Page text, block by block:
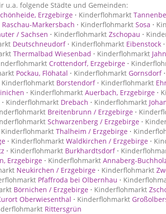
u.a. folgende Städte und Gemeinden:
Erzgebirge · Kinderflohmarkt
Raschau-Markersbach · Kinderflohmarkt Sosa ·
/ Sachsen · Kinderflohmarkt Zschopau ·
Deutschneudorf· Kinderflohmarkt Eibenstock ·
Thermalbad Wiesenbad · Kinderflohmarkt
Crottendorf, Erzgebirge ·
Pockau, Flöhatal · Kinderflohmarkt Gornsdorf·
Kinderflohmarkt Borstendorf· Kinderflohmarkt
· Kinderflohmarkt Auerbach, Erzgebirge ·
· Kinderflohmarkt Drebach · Kinderflohmarkt
Breitenbrunn / Erzgebirge ·
Schwarzenberg / Erzgebirge ·
Kinderflohmarkt Thalheim / Erzgebirge ·
· Kinderflohmarkt Waldkirchen / Erzgebirge ·
· Kinderflohmarkt Burkhardtsdorf·
Erzgebirge · Kinderflohmarkt Annaberg-
Neukirchen / Erzgebirge · Kinderflohmarkt
Pfaffroda bei Olbernhau ·
Börnichen / Erzgebirge · Kinderflohmarkt
Oberwiesenthal · Kinderflohmarkt
Rittersgrün